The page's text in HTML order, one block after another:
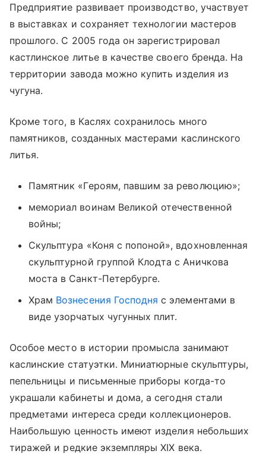
Предприятие развивает производство, участвует
в выставках и сохраняет технологии мастеров
прошлого. С 2005 года он зарегистрировал
кастлинское литье в качестве своего бренда. На
территории завода можно купить изделия из
чугуна.
Кроме того, в Каслях сохранилось много
памятников, созданных мастерами каслинского
литья.
Памятник «Героям, павшим за революцию»;
мемориал воинам Великой отечественной
войны;
Скульптура «Коня с попоной», вдохновленная
скульптурной группой Клодта с Аничкова
моста в Санкт-Петербурге.
Храм Вознесения Господня с элементами в
виде узорчатых чугунных плит.
Особое место в истории промысла занимают
каслинские статуэтки. Миниатюрные скульптуры,
пепельницы и письменные приборы когда-то
украшали кабинеты и дома, а сегодня стали
предметами интереса среди коллекционеров.
Наибольшую ценность имеют изделия небольших
тиражей и редкие экземпляры XIX века.